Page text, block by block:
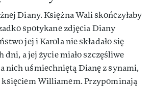
Diany. Księżna Wali skończyłaby
spotykane zdjęcia Diany
jej i Karola nie składało się
dni, a jej życie miało szczęśliwe
nich uśmiechniętą Dianę z synami,
Williamem. Przypominają